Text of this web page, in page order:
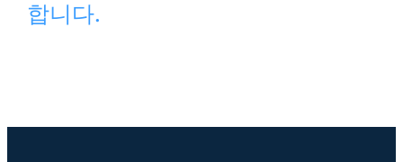
합니다.